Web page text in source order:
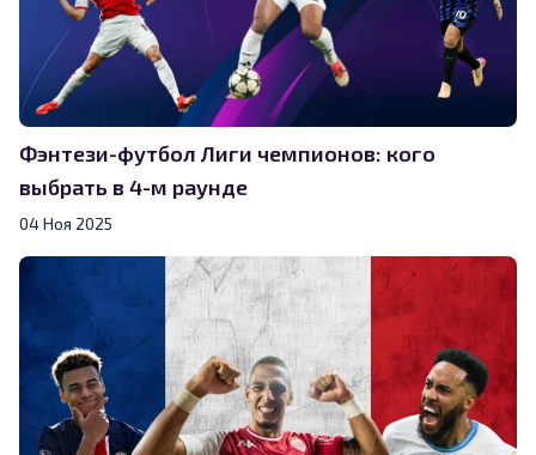
Фэнтези-футбол Лиги чемпионов: кого
выбрать в 4-м раунде
04 Ноя 2025